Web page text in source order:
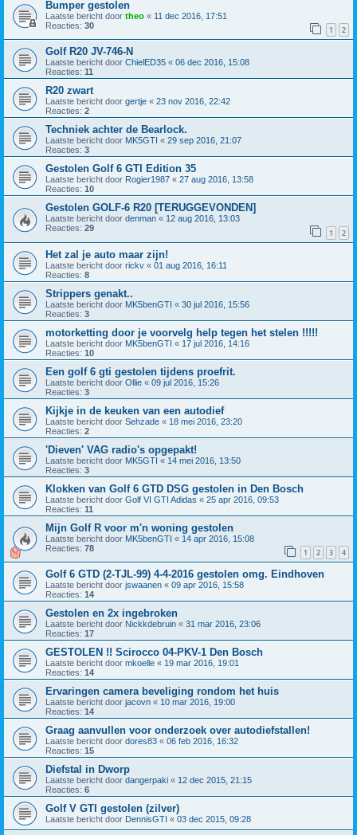
Bumper gestolen
Laatste bericht door theo « 11 dec 2016, 17:51
Reacties: 30 1 2
Golf R20 JV-746-N
Laatste bericht door ChielED35 « 06 dec 2016, 15:08
Reacties: 11
R20 zwart
Laatste bericht door gertje « 23 nov 2016, 22:42
Reacties: 2
Techniek achter de Bearlock.
Laatste bericht door MK5GTI « 29 sep 2016, 21:07
Reacties: 3
Gestolen Golf 6 GTI Edition 35
Laatste bericht door Rogier1987 « 27 aug 2016, 13:58
Reacties: 10
Gestolen GOLF-6 R20 [TERUGGEVONDEN]
Laatste bericht door denman « 12 aug 2016, 13:03
Reacties: 29 1 2
Het zal je auto maar zijn!
Laatste bericht door rickv « 01 aug 2016, 16:11
Reacties: 8
Strippers genakt..
Laatste bericht door MK5benGTI « 30 jul 2016, 15:56
Reacties: 3
motorketting door je voorvelg help tegen het stelen !!!!!
Laatste bericht door MK5benGTI « 17 jul 2016, 14:16
Reacties: 10
Een golf 6 gti gestolen tijdens proefrit.
Laatste bericht door Ollie « 09 jul 2016, 15:26
Reacties: 3
Kijkje in de keuken van een autodief
Laatste bericht door Sehzade « 18 mei 2016, 23:20
Reacties: 2
'Dieven' VAG radio's opgepakt!
Laatste bericht door MK5GTI « 14 mei 2016, 13:50
Reacties: 3
Klokken van Golf 6 GTD DSG gestolen in Den Bosch
Laatste bericht door Golf VI GTI Adidas « 25 apr 2016, 09:53
Reacties: 11
Mijn Golf R voor m'n woning gestolen
Laatste bericht door MK5benGTI « 14 apr 2016, 15:08
Reacties: 78 1 2 3 4
Golf 6 GTD (2-TJL-99) 4-4-2016 gestolen omg. Eindhoven
Laatste bericht door jswaanen « 09 apr 2016, 15:58
Reacties: 14
Gestolen en 2x ingebroken
Laatste bericht door Nickkdebruin « 31 mar 2016, 23:06
Reacties: 17
GESTOLEN !! Scirocco 04-PKV-1 Den Bosch
Laatste bericht door mkoelle « 19 mar 2016, 19:01
Reacties: 14
Ervaringen camera beveliging rondom het huis
Laatste bericht door jacovn « 10 mar 2016, 19:00
Reacties: 14
Graag aanvullen voor onderzoek over autodiefstallen!
Laatste bericht door dores83 « 06 feb 2016, 16:32
Reacties: 15
Diefstal in Dworp
Laatste bericht door dangerpaki « 12 dec 2015, 21:15
Reacties: 6
Golf V GTI gestolen (zilver)
Laatste bericht door DennisGTI « 03 dec 2015, 09:28